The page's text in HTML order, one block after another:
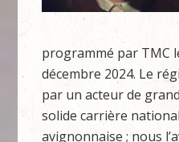
programmé par TMC
décembre 2024. Le
par un acteur de
solide carrière
avignonnaise ; nous